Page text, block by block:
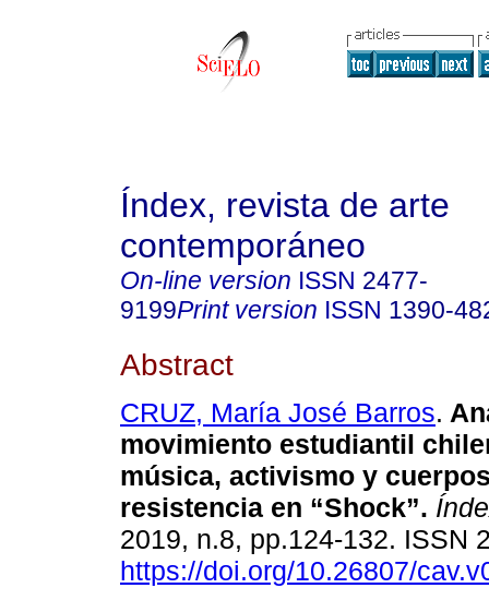
Índex, revista de arte
contemporáneo
On-line version ISSN 2477-
9199Print version ISSN 1390-
Abstract
CRUZ, María José Barros.
movimiento estudiantil
música, activismo y
resistencia en “Shock”.
2019, n.8, pp.124-132. ISSN
https://doi.org/10.26807/